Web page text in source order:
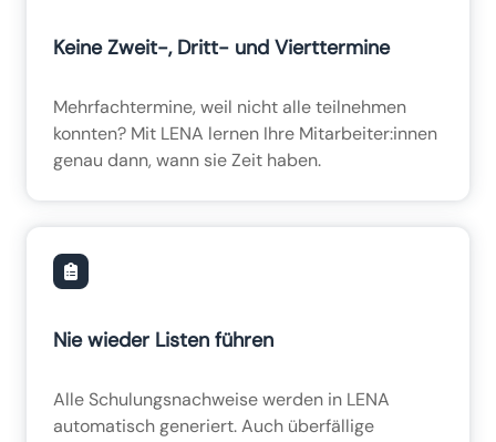
Keine Zweit-, Dritt- und Vierttermine
Mehrfachtermine, weil nicht alle teilnehmen
konnten? Mit LENA lernen Ihre Mitarbeiter:innen
genau dann, wann sie Zeit haben.
Nie wieder Listen führen
Alle Schulungsnachweise werden in LENA
automatisch generiert. Auch überfällige